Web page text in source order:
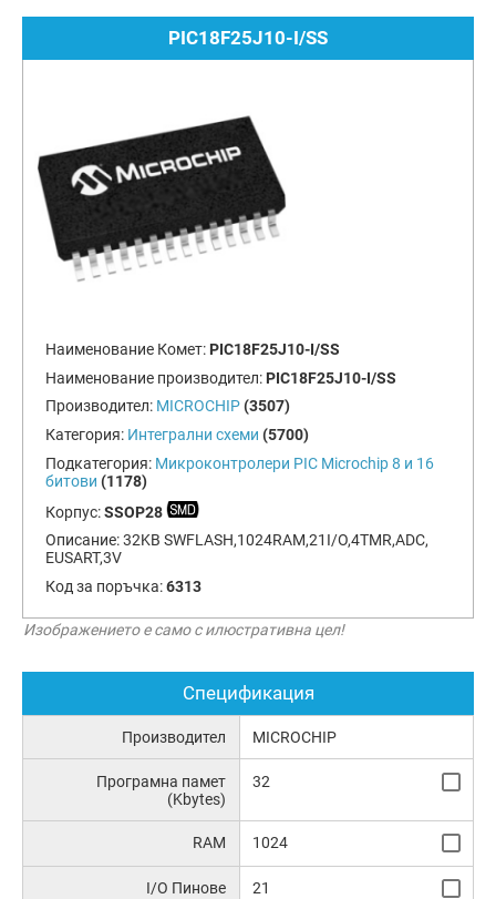
PIC18F25J10-I/SS
Наименование Комет: PIC18F25J10-I/SS
Наименование производител: PIC18F25J10-I/SS
Производител: MICROCHIP (3507)
Категория: Интегрални схеми (5700)
Подкатегория: Микроконтролери PIC Microchip 8 и 16
битови (1178)
Корпус:SSOP28
Описание:32KB SWFLASH,1024RAM,21I/O,4TMR,ADC,
EUSART,3V
Код за поръчка:6313
Изображението е само с илюстративна цел!
Спецификация
Производител MICROCHIP
Програмна памет
(Kbytes)
32
RAM 1024
I/O Пинове 21